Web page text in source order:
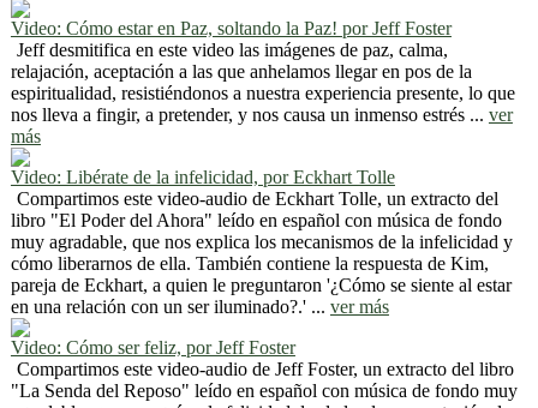
Video: Cómo estar en Paz, soltando la Paz! por Jeff Foster
Jeff desmitifica en este video las imágenes de paz, calma,
relajación, aceptación a las que anhelamos llegar en pos de la
espiritualidad, resistiéndonos a nuestra experiencia presente, lo que
nos lleva a fingir, a pretender, y nos causa un inmenso estrés ... ver
más
Video: Libérate de la infelicidad, por Eckhart Tolle
Compartimos este video-audio de Eckhart Tolle, un extracto del
libro "El Poder del Ahora" leído en español con música de fondo
muy agradable, que nos explica los mecanismos de la infelicidad y
cómo liberarnos de ella. También contiene la respuesta de Kim,
pareja de Eckhart, a quien le preguntaron '¿Cómo se siente al estar
en una relación con un ser iluminado?.' ... ver más
Video: Cómo ser feliz, por Jeff Foster
Compartimos este video-audio de Jeff Foster, un extracto del libro
"La Senda del Reposo" leído en español con música de fondo muy